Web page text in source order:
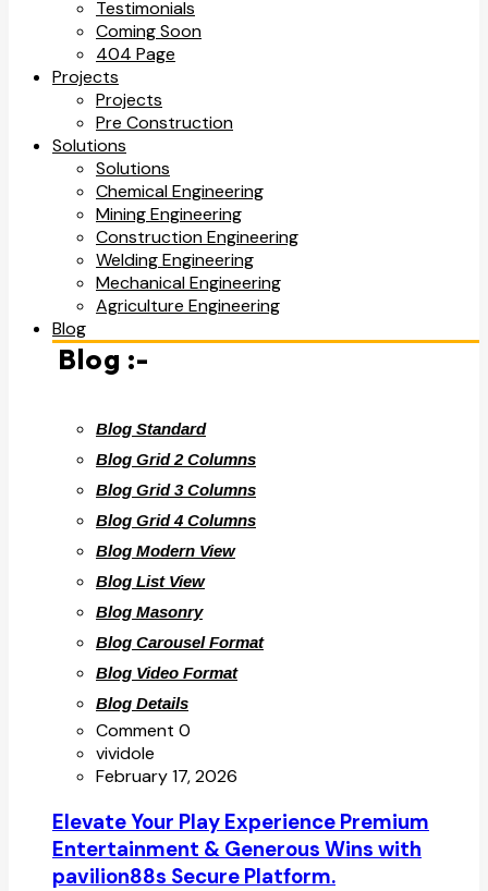
Testimonials
Coming Soon
404 Page
Projects
Projects
Pre Construction
Solutions
Solutions
Chemical Engineering
Mining Engineering
Construction Engineering
Welding Engineering
Mechanical Engineering
Agriculture Engineering
Blog
Blog :-
Blog Standard
Blog Grid 2 Columns
Blog Grid 3 Columns
Blog Grid 4 Columns
Blog Modern View
Blog List View
Blog Masonry
Blog Carousel Format
Blog Video Format
Blog Details
Comment 0
vividole
February 17, 2026
Elevate Your Play Experience Premium
Entertainment & Generous Wins with
pavilion88s Secure Platform.